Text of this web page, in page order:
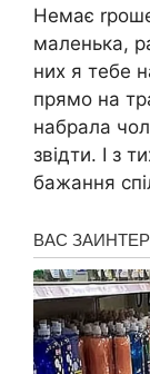
Немає
маленька,
них я тебе
прямо на
набрала
звідти. І з
бажання